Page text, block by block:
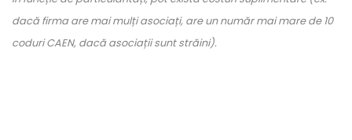
dacă firma are mai mulți asociați, are un număr mai mare de 10
coduri CAEN, dacă asociații sunt străini).